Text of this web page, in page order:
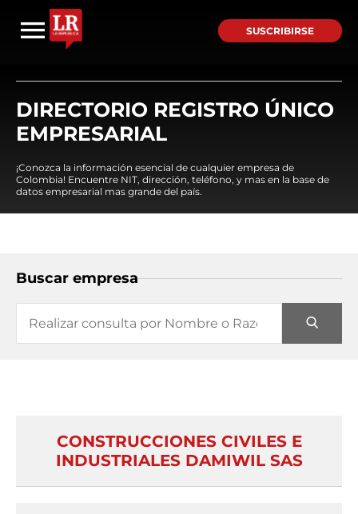
SUSCRIBIRSE
DIRECTORIO REGISTRO ÚNICO
EMPRESARIAL
¡Conozca la información esencial de cualquier empresa de
Colombia! Encuentre NIT, dirección, teléfono, y mas en la base de
datos empresarial mas grande del país.
Buscar empresa
CONSTRUCCIONES CIVILES E
INDUSTRIALES DAMIWIL SAS